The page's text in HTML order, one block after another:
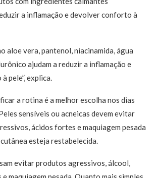
a inflamação e devolver conforto à
aloe vera, pantenol, niacinamida, água
ajudam a reduzir a inflamação e
pele”, explica.
a rotina é a melhor escolha nos dias
sensíveis ou acneicas devem evitar
ácidos fortes e maquiagem pesada
esteja restabelecida.
evitar produtos agressivos, álcool,